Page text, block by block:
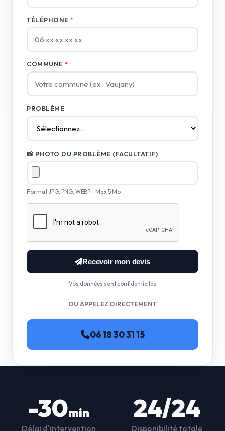
TÉLÉPHONE *
COMMUNE *
PROBLÈME
📸 PHOTO DU PROBLÈME (FACULTATIF)
Format JPG, PNG, WEBP - Max 5 Mo
Recevoir mon devis
Vos données sont confidentielles
OU APPELEZ DIRECTEMENT
06 18 30 31 15
-30min
Délai d'intervention
24/24
Disponibilité totale